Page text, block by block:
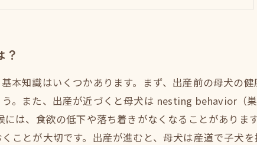
との新しい生活：出産後の喜びと責任
？
本知識はいくつかあります。まず、出産前の母犬の
。また、出産が近づくと母犬は nesting behavior（
は、食欲の低下や落ち着きがなくなることがありま
ことが大切です。出産が進むと、母犬は産道で子犬